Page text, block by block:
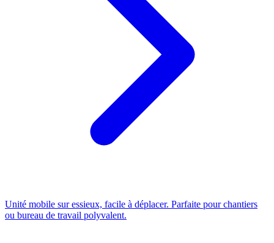
Unité mobile sur essieux, facile à déplacer. Parfaite pour chantiers
ou bureau de travail polyvalent.